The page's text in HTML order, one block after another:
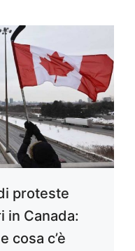
proteste
in Canada:
cosa c’è